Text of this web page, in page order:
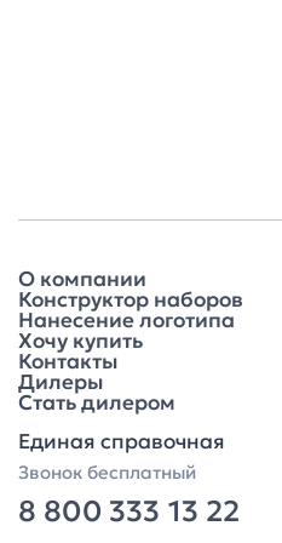
О компании
Конструктор наборов
Нанесение логотипа
Хочу купить
Контакты
Дилеры
Стать дилером
Единая справочная
Звонок бесплатный
8 800 333 13 22